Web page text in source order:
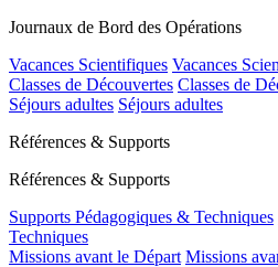
Journaux de Bord des Opérations
Vacances Scientifiques Vacances
Classes de Découvertes Classes de
Séjours adultes Séjours adultes
Références & Supports
Références & Supports
Supports Pédagogiques & Techniques
Techniques
Missions avant le Départ Missions